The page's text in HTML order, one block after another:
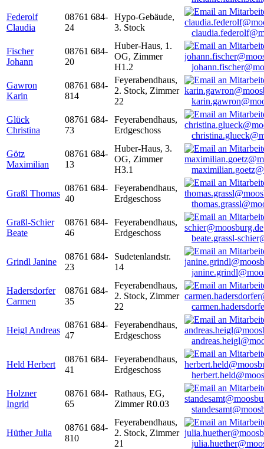
Federolf
Claudia
08761 684-
24
Hypo-Gebäude,
3. Stock
Fischer
Johann
08761 684-
20
Huber-Haus, 1.
OG, Zimmer
H1.2
Gawron
Karin
08761 684-
814
Feyerabendhaus,
2. Stock, Zimmer
22
Glück
Christina
08761 684-
73
Feyerabendhaus,
Erdgeschoss
Götz
Maximilian
08761 684-
13
Huber-Haus, 3.
OG, Zimmer
H3.1
Graßl Thomas
08761 684-
40
Feyerabendhaus,
Erdgeschoss
Graßl-Schier
Beate
08761 684-
46
Feyerabendhaus,
Erdgeschoss
beate.grassl-
Grindl Janine
08761 684-
23
Sudetenlandstr.
14
Hadersdorfer
Carmen
08761 684-
35
Feyerabendhaus,
2. Stock, Zimmer
22
Heigl Andreas
08761 684-
47
Feyerabendhaus,
Erdgeschoss
Held Herbert
08761 684-
41
Feyerabendhaus,
Erdgeschoss
Holzner
Ingrid
08761 684-
65
Rathaus, EG,
Zimmer R0.03
Hüther Julia
08761 684-
810
Feyerabendhaus,
2. Stock, Zimmer
21